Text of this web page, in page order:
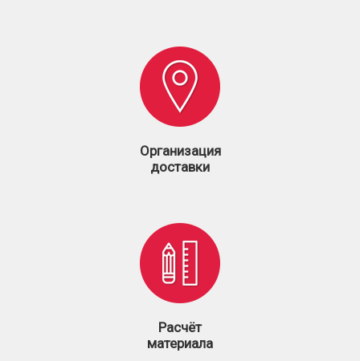
Организация
доставки
Расчёт
материала